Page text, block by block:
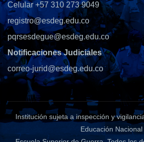
Celular +57 310 273 9049
registro@esdeg.edu.co
pqrsesdegue@esdeg.edu.co
Notificaciones Judiciales
correo-jurid@esdeg.edu.co
Institución sujeta a inspección y
Educación Nacional